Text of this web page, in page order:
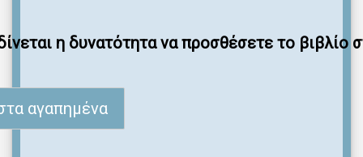
η δυνατότητα να προσθέσετε το βιβλίο
αγαπημένα